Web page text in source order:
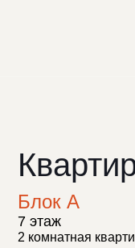
Блок А
7 этаж
2 комнатная